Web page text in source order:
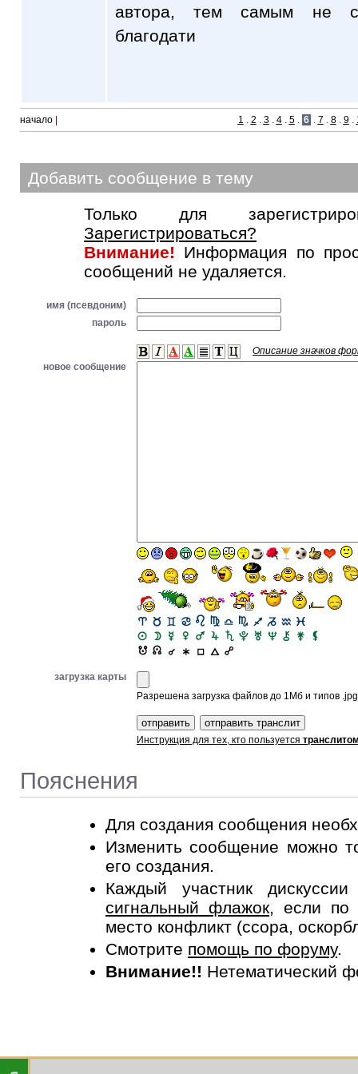
автора, тем самым не
благодати
начало 1 . 2 . 3 . 4 . 5 . 6 . 7 . 8 . 9 .
Добавить сообщение в тему
Только для
Зарегистрироваться?
Внимание! Информация по
сообщений не удаляется.
имя (псевдоним)
пароль
Описание значков
новое сообщение
загрузка карты
Разрешена загрузка файлов до 1Мб и типов
Инструкция для тех, кто пользуется
Пояснения
Для создания сообщения
Изменить сообщение можно
его создания.
Каждый участник
сигнальный флажок, если по
место конфликт (ссора,
Смотрите помощь по форуму.
Внимание!! Нетематический